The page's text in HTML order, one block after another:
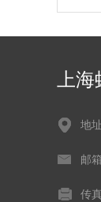
上
地
邮
传